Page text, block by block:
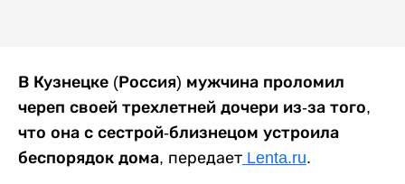
В Кузнецке (Россия) мужчина проломил
череп своей трехлетней дочери из-за того,
что она с сестрой-близнецом устроила
беспорядок дома, передает Lenta.ru.